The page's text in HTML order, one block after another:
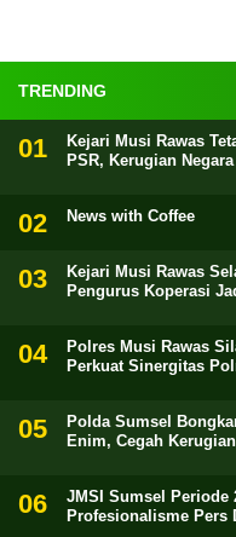
TRENDING
Kejari Musi Rawas
PSR, Kerugian
News with Coffee
Kejari Musi Rawas
Pengurus Koperasi
Polres Musi Rawas
Perkuat Sinergitas
Polda Sumsel
Enim, Cegah
JMSI Sumsel Periode
Profesionalisme Pers